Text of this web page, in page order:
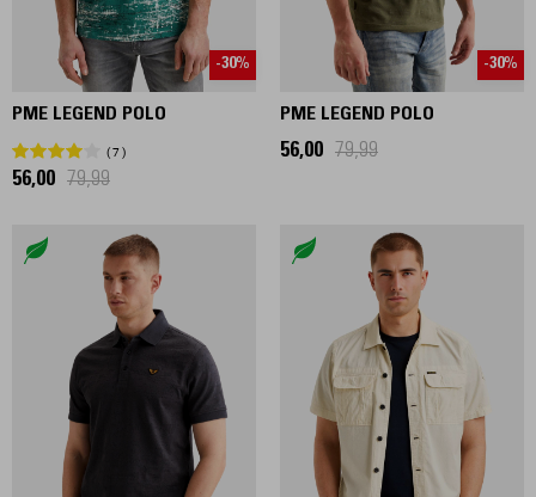
-30%
PME LEGEND POLO
7
56,00 79,99
-30%
PME LEGEND POLO
56,00 79,99